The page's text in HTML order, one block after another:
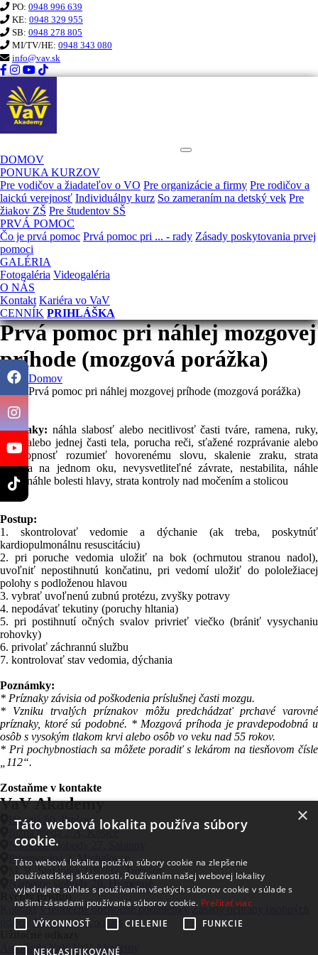
PO: 0948 996 639
KE: 0948 329 955
SB: 0948 278 805
MI/TV/HE: 0948 343 080
info@vav.sk
DOMOV
PONUKA KURZOV
Pre vodičov a žiadateľov o VO Pre organizácie a firmy Pre rodičov a
laickú verejnosť Individuálny kurz So zameraním na detský vek Pre
žiakov ZŠ Pre študentov SŠ
PRVÁ POMOC
Čo je prvá pomoc Prvá pomoc pri ... - rady Zásady poskytovania prvej
pomoci
GALÉRIA
Fotogaléria Videogaléria
O NÁS
Kontakt Kariéra vo VaV
CENNÍK PRIHLÁŠKA
Prvá pomoc pri náhlej mozgovej
príhode (mozgová porážka)
Domov
Prvá pomoc pri náhlej mozgovej príhode (mozgová porážka)
Príznaky: náhla slabosť alebo necitlivosť časti tváre, ramena, ruky,
nohy alebo jednej časti tela, porucha reči, sťažené rozprávanie alebo
neschopnosť rozumieť hovorenému slovu, skalenie zraku, strata
videnia na jednom oku, nevysvetliteľné závrate, nestabilita, náhle
pády, náhle bolesti hlavy, strata kontroly nad močením a stolicou
Postup:
1. skontrolovať vedomie a dýchanie (ak treba, poskytnúť
kardiopulmonálnu resuscitáciu)
2. pri poruche vedomia uložiť na bok (ochrnutou stranou nadol),
uvoľniť nepostihnutú končatinu, pri vedomí uložiť do pololežiacej
polohy s podloženou hlavou
3. vybrať uvoľnenú zubnú protézu, zvyšky potravy
4. nepodávať tekutiny (poruchy hltania)
5. pri postihnutí očných svalov privrieť viečko (brániť vysychaniu
rohovky)
6. privolať záchrannú službu
7. kontrolovať stav vedomia, dýchania
Poznámky:
* Príznaky závisia od poškodenia príslušnej časti mozgu.
* Vzniku trvalých príznakov môžu predchádzať prchavé varovné
príznaky, ktoré sú podobné. * Mozgová príhoda je pravdepodobná u
osôb s vysokým tlakom krvi alebo osôb vo veku nad 55 rokov.
* Pri pochybnostiach sa môžete poradiť s lekárom na tiesňovom čísle
„112“.
Zostaňme v kontakte
VaV Akademy
Hlavná 50, Prešov
Južná trieda 2/A, Košice
Námestie slobody 27, Sabinov
Priemyselná 2, Michalovce
M. R. Štefánika 3197/32, Trebišov
Námestie slobody 26, Humenné
Rýchly prístup
Kontakt Všeobecné obchodné podmienky Zásady ochrany osobných
údajov Nastavenia Cookies
Autoškola VaV VaV Akademy
×
Táto webová lokalita používa súbory
cookie.
Táto webová lokalita používa súbory cookie na zlepšenie
používateľskej skúsenosti. Používaním našej webovej lokality
vyjadrujete súhlas s používaním všetkých súborov cookie v súlade s
našimi zásadami používania súborov cookie. Prečítať viac
VÝKONNOSŤ
CIELENIE FUNKCIE
NEKLASIFIKOVANÉ